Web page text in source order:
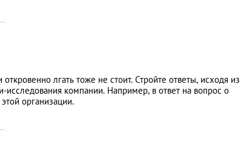
лгать тоже не стоит. Стройте ответы, исходя из
исследования компании. Например, в ответ на вопрос о
организации.